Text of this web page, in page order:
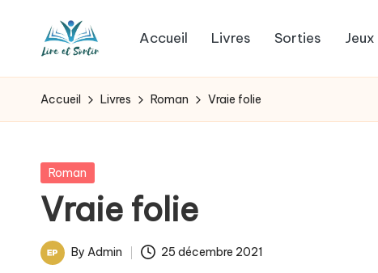
L
i
e
e
t
livres
pour
les
goûts,
des
pour
Accueil Livres Sorties Jeux
Accueil Livres Roman Vraie folie
Posted
Roman
Vraie folie
Posted
By Admin 25 décembre 2021